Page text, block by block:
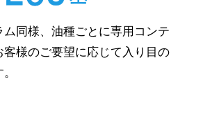
ム同様、油種ごとに専用コンテ
客様のご要望に応じて入り目の